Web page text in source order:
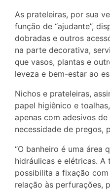
As prateleiras, por sua
função de “ajudante”,
dobradas e outros
na parte decorativa,
que vasos, plantas e
leveza e bem-estar ao
Nichos e prateleiras,
papel higiênico e
apenas com adesivos
necessidade de pregos,
“O banheiro é uma área
hidráulicas e elétricas.
possibilita a fixação
relação às perfurações,